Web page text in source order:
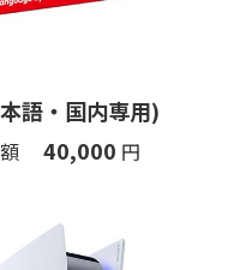
語・国内専用)
40,000 円